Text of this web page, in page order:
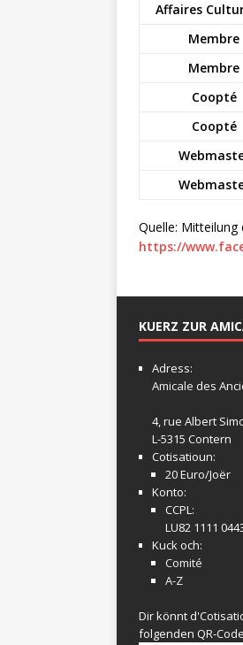
Affaires
Membre
Membre
Coopté
Coopté
Quelle: Mitteilung
https://
KUERZ ZUR
Adress:
Amicale des
4, rue Albert
L-5315 Contern
Cotisatioun:
20 Euro/Joër
Konto:
CCPL:
LU82 1111
Kuck och:
Comité
A-Z
Dir könnt
folgenden QR-